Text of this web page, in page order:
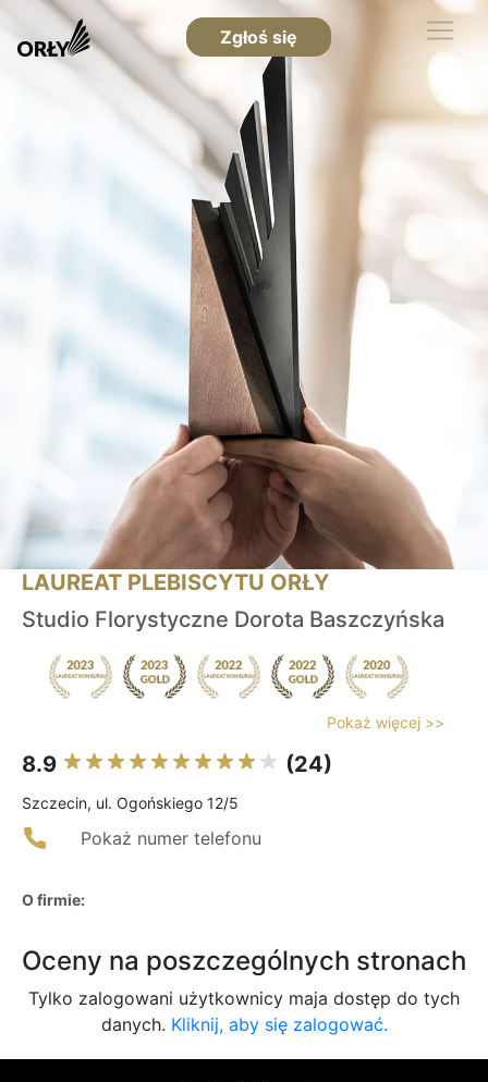
Zgłoś się
LAUREAT PLEBISCYTU ORŁY
Studio Florystyczne Dorota Baszczyńska
Pokaż więcej >>
8.9 (24)
Szczecin, ul. Ogońskiego 12/5
Pokaż numer telefonu
O firmie:
Oceny na poszczególnych stronach
Tylko zalogowani użytkownicy maja dostęp do tych
danych. Kliknij, aby się zalogować.